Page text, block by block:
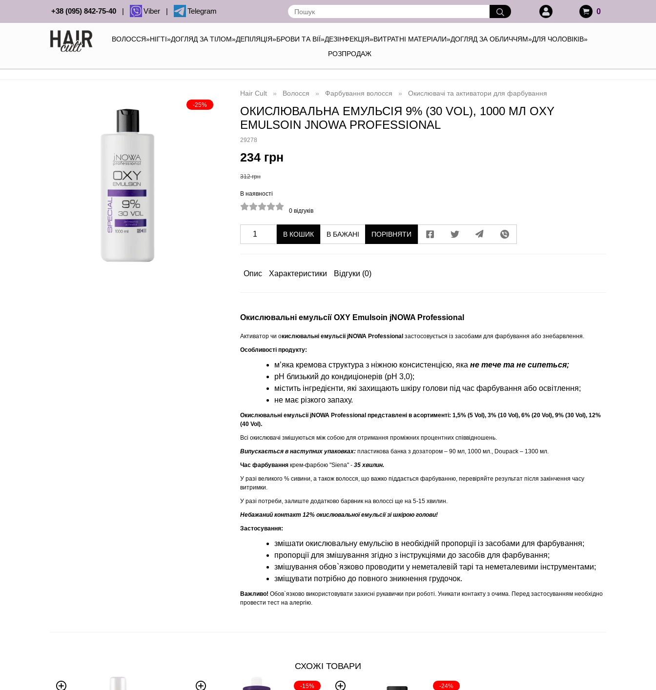
+38 (095) 842-75-40 | Viber | Telegram 0
ВОЛОССЯ»НІГТІ»ДОГЛЯД ЗА ТІЛОМ»ДЕПІЛЯЦІЯ»БРОВИ ТА ВІЇ»ДЕЗІНФЕКЦІЯ»ВИТРАТНІ МАТЕРІАЛИ»ДОГЛЯД ЗА ОБЛИЧЧЯМ»ДЛЯ ЧОЛОВІКІВ»
РОЗПРОДАЖ
-25%
Hair Cult Волосся Фарбування волосся Окислювачі та активатори для фарбування
ОКИСЛЮВАЛЬНА ЕМУЛЬСІЯ 9% (30 VOL), 1000 МЛ OXY
EMULSOIN JNOWA PROFESSIONAL
29278
234 грн
312 грн
В наявності
0 відгуків
В КОШИК В БАЖАНІ ПОРІВНЯТИ
Опис Характеристики Відгуки (0)
Окислювальні емульсії OXY Emulsoin jNOWA Professional
Активатор чи окислювальні емульсії jNOWA Professional застосовується із засобами для фарбування або знебарвлення.
Особливості продукту:
м’яка кремова структура з ніжною консистенцією, яка не тече та не сипеться;
рН близький до кондиціонерів (рН 3,0);
містить інгредієнти, які захищають шкіру голови під час фарбування або освітлення;
не має різкого запаху.
Окислювальні емульсії jNOWA Professional представлені в асортименті: 1,5% (5 Vol), 3% (10 Vol), 6% (20 Vol), 9% (30 Vol), 12%
(40 Vol).
Всі окислювачі змішуються між собою для отримання проміжних процентних співвідношень.
Випускається в наступних упаковках: пластикова банка з дозатором – 90 мл, 1000 мл., Doupack – 1300 мл.
Час фарбування крем-фарбою "Siena" - 35 хвилин.
У разі великого % сивини, а також волосся, що важко піддається фарбуванню, перевіряйте результат після закінчення часу
витримки.
У разі потреби, залиште додатково барвник на волоссі ще на 5-15 хвилин.
Небажаний контакт 12% окислювальної емульсії зі шкірою голови!
Застосування:
змішати окислювальну емульсію в необхідній пропорції із засобами для фарбування;
пропорції для змішування згідно з інструкціями до засобів для фарбування;
змішування обов`язково проводити у неметалевій тарі та неметалевими інструментами;
зміщувати потрібно до повного зникнення грудочок.
Важливо! Обов`язково використовувати захисні рукавички при роботі. Уникати контакту з очима. Перед застосуванням необхідно
провести тест на алергію.
СХОЖІ ТОВАРИ
-15% -24%